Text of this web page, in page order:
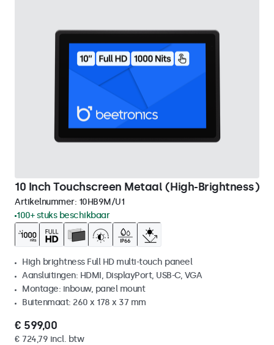
10 Inch Touchscreen Metaal (High-Brightness)
Artikelnummer: 10HB9M/U1
100+ stuks beschikbaar
High brightness Full HD multi-touch paneel
Aansluitingen: HDMI, DisplayPort, USB-C, VGA
Montage: inbouw, panel mount
Buitenmaat: 260 x 178 x 37 mm
€ 599,00
€ 724,79 incl. btw